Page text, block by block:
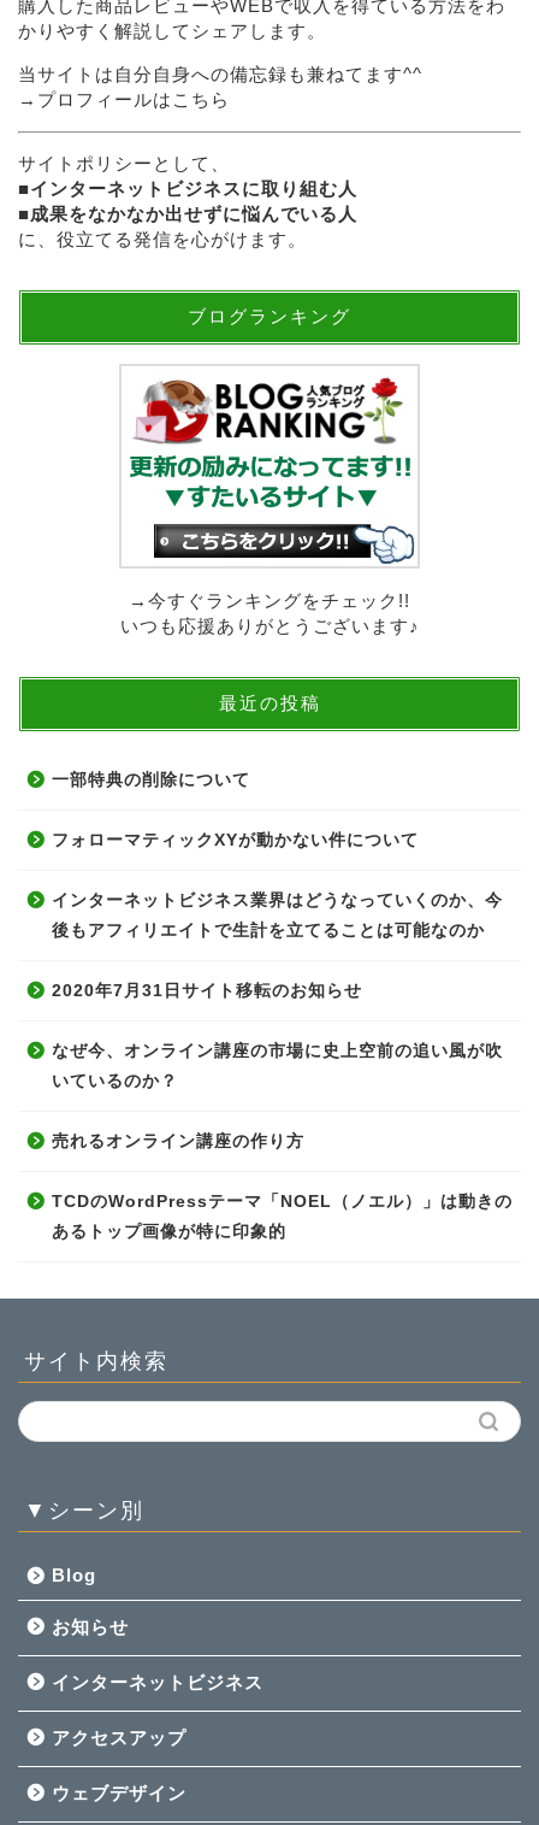
購入した商品レビューやWEBで収入を得ている方法をわ
かりやすく解説してシェアします。
当サイトは自分自身への備忘録も兼ねてます^^
→ プロフィールはこちら
サイトポリシーとして、
■インターネットビジネスに取り組む人
■成果をなかなか出せずに悩んでいる人
に、役立てる発信を心がけます。
ブログランキング
→今すぐランキングをチェック!!
いつも応援ありがとうございます♪
最近の投稿
一部特典の削除について
フォローマティックXYが動かない件について
インターネットビジネス業界はどうなっていくのか、今
後もアフィリエイトで生計を立てることは可能なのか
2020年7月31日サイト移転のお知らせ
なぜ今、オンライン講座の市場に史上空前の追い風が吹
いているのか？
売れるオンライン講座の作り方
TCDのWordPressテーマ「NOEL（ノエル）」は動きの
あるトップ画像が特に印象的
サイト内検索
▼シーン別
Blog
お知らせ
インターネットビジネス
アクセスアップ
ウェブデザイン